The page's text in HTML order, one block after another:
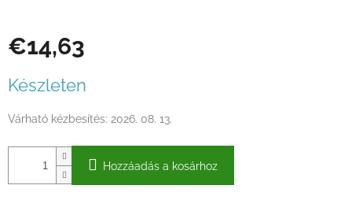
€14,63
Készleten
Várható kézbesítés: 2026. 08. 13.
Hozzáadás a kosárhoz